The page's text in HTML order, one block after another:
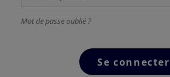
Mot de passe oublié ?